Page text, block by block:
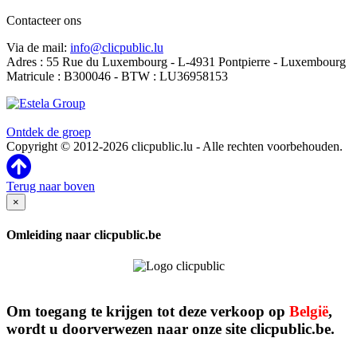
Contacteer ons
Via de mail: info@clicpublic.lu
Adres : 55 Rue du Luxembourg - L-4931 Pontpierre - Luxembourg
Matricule : B300046 - BTW : LU36958153
Ontdek de groep
Copyright © 2012-2026 clicpublic.lu - Alle rechten voorbehouden.
Terug naar boven
×
Omleiding naar clicpublic.be
Om toegang te krijgen tot deze verkoop op België,
wordt u doorverwezen naar onze site clicpublic.be.